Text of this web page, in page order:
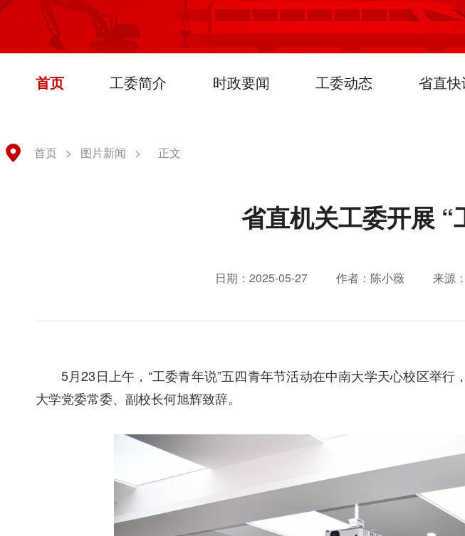
首页 工委简介 时政要闻 工委动态 省直
首页 > 图片新闻 > 正文
省直机关工委开展
日期：2025-05-27 作者：陈小薇 来源
5月23日上午，“工委青年说”五四青年节活动在中南大学天心校区举
大学党委常委、副校长何旭辉致辞。